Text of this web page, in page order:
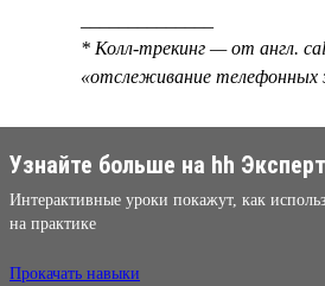
* Колл-трекинг — от англ.
«отслеживание телефонных
Узнайте больше на hh Эксперт
Интерактивные уроки покажут, как
на практике
Прокачать навыки